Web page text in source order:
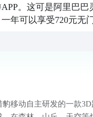
。这可是阿里巴
年可以享受720元无
豹移动自主研发的一款3D